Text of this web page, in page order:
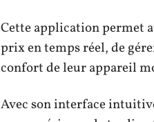
Cette application permet
prix en temps réel, de
confort de leur appareil
Avec son interface